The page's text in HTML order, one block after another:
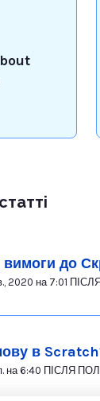
вимоги до
Змінено пн., 8 Черв.,
в
Змінено вт., 28 Лип. на 6:40